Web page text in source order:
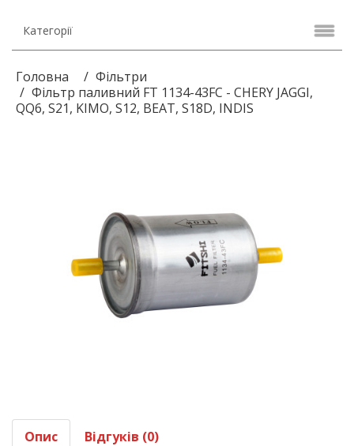
Категорії
Головна
Фільтри
Фільтр паливний FT 1134-43FC - CHERY JAGGI,
QQ6, S21, KIMO, S12, BEAT, S18D, INDIS
Опис Відгуків (0)